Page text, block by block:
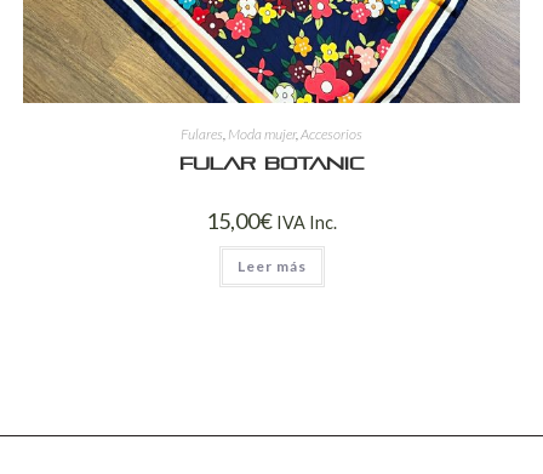
Fulares Moda mujer, Accesorios
Fular BOTANIC
15,00€ IVA Inc.
Leer más